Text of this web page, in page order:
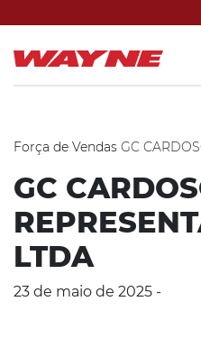
Força de Vendas GC
GC
LTDA
23 de maio de 2025 -